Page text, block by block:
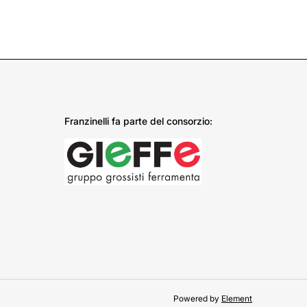
Franzinelli fa parte del consorzio:
Powered by Element